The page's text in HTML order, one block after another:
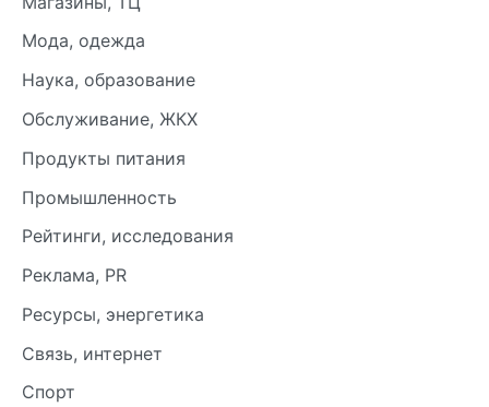
Мода, одежда
Наука, образование
Обслуживание, ЖКХ
Продукты питания
Промышленность
Рейтинги, исследования
Реклама, PR
Ресурсы, энергетика
Связь, интернет
Спорт